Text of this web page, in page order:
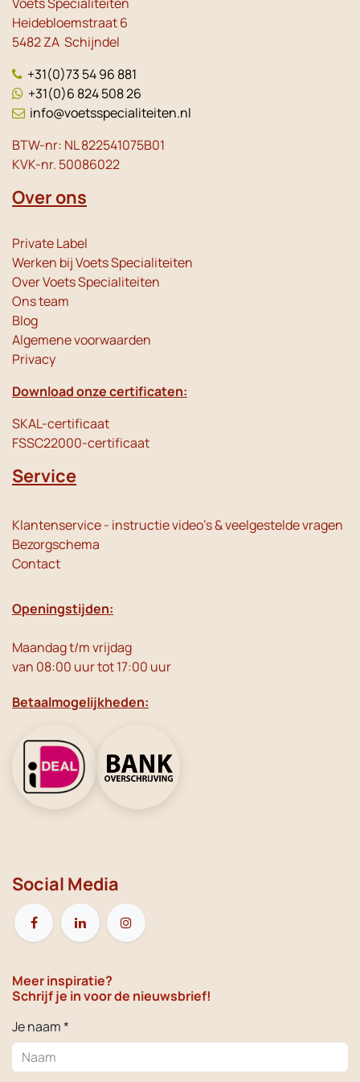
Heidebloemstraat 6
5482 ZA Schijndel
+31(0)73 54 96 881
+31(0)6 824 508 26
info@voetsspecialiteiten.nl
BTW-nr: NL 822541075B01
KVK-nr. 50086022
Over ons
Private Label
Werken bij Voets Specialiteiten
Over Voets Specialiteiten
Ons team
Blog
Algemene voorwaarden
Privacy
Download onze certificaten:
SKAL-certificaat
FSSC22000-certificaat
Service
Klantenservice - instructie video's & veelgestelde vragen
Bezorgschema
Contact
Openingstijden:
Maandag t/m vrijdag
van 08:00 uur tot 17:00 uur
Betaalmogelijkheden:
Social Media
Meer inspiratie?
Schrijf je in voor de nieuwsbrief!
Je naam *